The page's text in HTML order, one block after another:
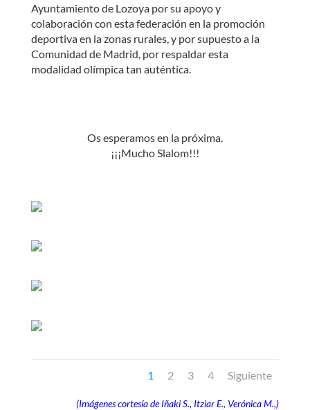
Ayuntamiento de Lozoya por su apoyo y
colaboración con esta federación en la promoción
deportiva en la zonas rurales, y por supuesto a la
Comunidad de Madrid, por respaldar esta
modalidad olímpica tan auténtica.
Os esperamos en la próxima.
¡¡¡Mucho Slalom!!!
1 2 3 4 Siguiente
(Imágenes cortesía de Iñaki S., Itziar E., Verónica M.,)